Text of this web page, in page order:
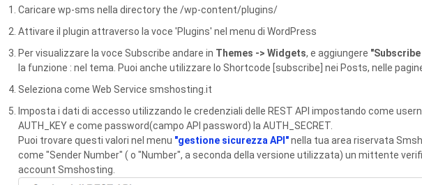
Caricare wp-sms nella directory the /wp-content/plugins/
Attivare il plugin attraverso la voce 'Plugins' nel menu di WordPress
Per visualizzare la voce Subscribe andare in Themes -> Widgets, e aggiungere
la funzione : nel tema. Puoi anche utilizzare lo Shortcode [subscribe] nei Posts, nelle
Seleziona come Web Service smshosting.it
Imposta i dati di accesso utilizzando le credenziali delle REST API impostando come
AUTH_KEY e come password(campo API password) la AUTH_SECRET.
Puoi trovare questi valori nel menu "gestione sicurezza API"nella tua area riservata
come "Sender Number" ( o "Number", a seconda della versione utilizzata) un mittente
account Smshosting.